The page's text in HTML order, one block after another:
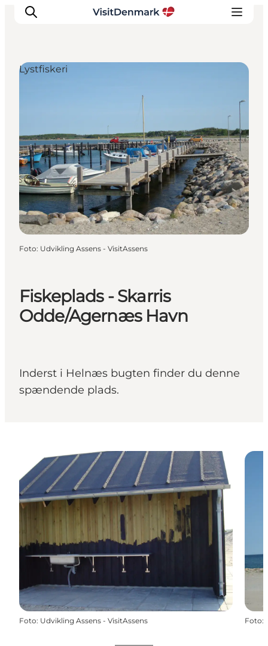
Oplevelser
Overnatning
Planlæg ferien
Fiskeplads - Skarris
Odde/Agernæs Havn
Inderst i Helnæs bugten finder du denne
spændende plads.
Lystfiskeri
Foto: Udvikling Assens - VisitAssens
Foto: Udvikling Assens - VisitAssens Foto: